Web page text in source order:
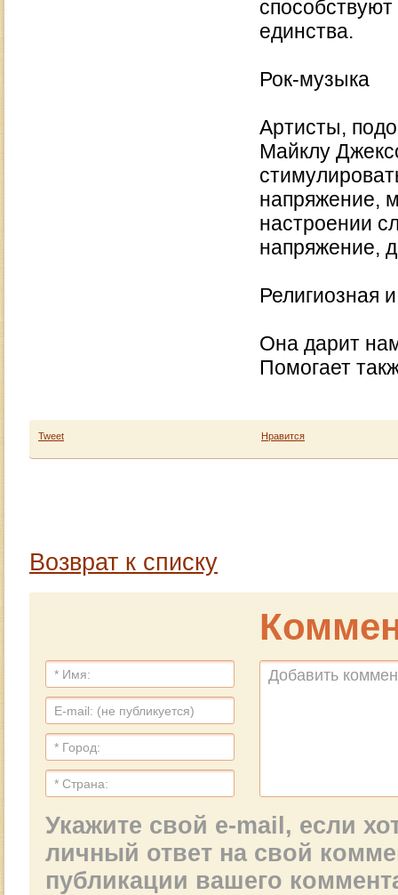
единства.
Рок-музыка
Артисты,
Майклу
напряжение,
настроении
напряжение,
Религиозная
Она дарит
Помогает
Tweet Нравится
Возврат к списку
Укажите свой e-mail, если
личный ответ на свой
публикации вашего